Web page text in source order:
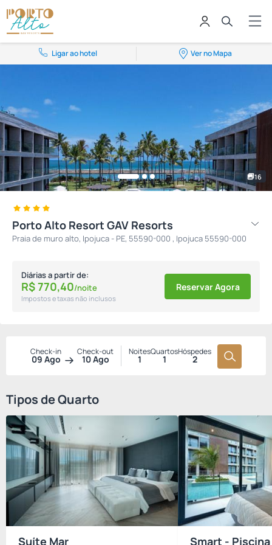
Ligar ao hotel Ver no Mapa
16
Porto Alto Resort GAV Resorts
Praia de muro alto, Ipojuca - PE, 55590-000 , Ipojuca 55590-000
Diárias a partir de:
R$770,40/noite
Impostos e taxas não inclusos
Reservar Agora
Check-in
09 Ago
Check-out
10 Ago
Noites
1
Quartos
1
Hóspedes
2
Tipos de Quarto
Suíte Mar Smart - Piscina